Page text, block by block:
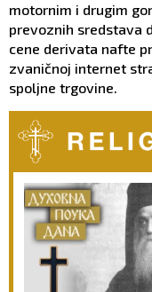
motornim i drugim
prevoznih sredstava
cene derivata nafte
zvaničnoj internet
spoljne trgovine.